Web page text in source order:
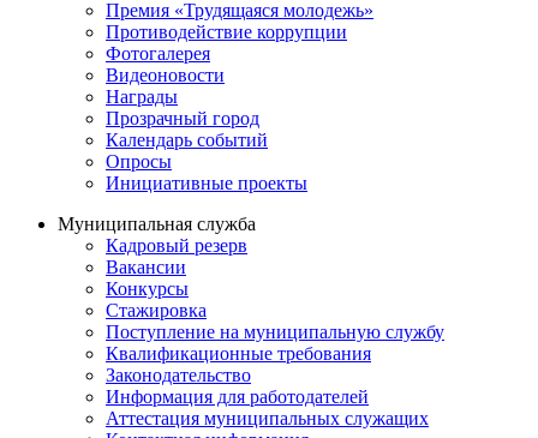
Премия «Трудящаяся молодежь»
Противодействие коррупции
Фотогалерея
Видеоновости
Награды
Прозрачный город
Календарь событий
Опросы
Инициативные проекты
Муниципальная служба
Кадровый резерв
Вакансии
Конкурсы
Стажировка
Поступление на муниципальную службу
Квалификационные требования
Законодательство
Информация для работодателей
Аттестация муниципальных служащих